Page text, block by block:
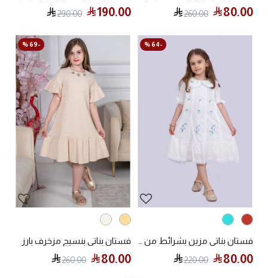
80.00
260.00
190.00
290.00
-64 %
80.00
220.00
-69 %
فستان بناتي بنسيج مزخرف بارز
80.00
260.00